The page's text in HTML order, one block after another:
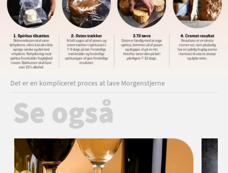
Det er en kompliceret proces at lave Morgenstjerne
Se også